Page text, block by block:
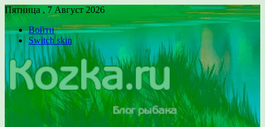
Пятница , 7 Август 2026
Войти
Switch skin